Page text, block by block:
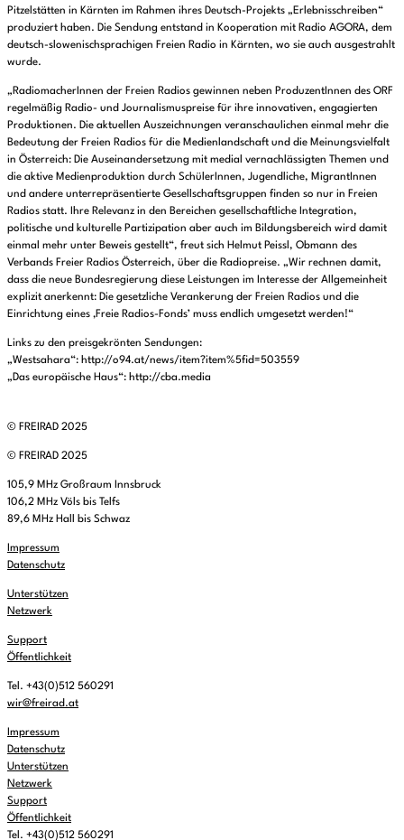
Pitzelstätten in Kärnten im Rahmen ihres Deutsch-Projekts „Erlebnisschreiben“
produziert haben. Die Sendung entstand in Kooperation mit Radio AGORA, dem
deutsch-slowenischsprachigen Freien Radio in Kärnten, wo sie auch ausgestrahlt
wurde.
„RadiomacherInnen der Freien Radios gewinnen neben ProduzentInnen des ORF
regelmäßig Radio- und Journalismuspreise für ihre innovativen, engagierten
Produktionen. Die aktuellen Auszeichnungen veranschaulichen einmal mehr die
Bedeutung der Freien Radios für die Medienlandschaft und die Meinungsvielfalt
in Österreich: Die Auseinandersetzung mit medial vernachlässigten Themen und
die aktive Medienproduktion durch SchülerInnen, Jugendliche, MigrantInnen
und andere unterrepräsentierte Gesellschaftsgruppen finden so nur in Freien
Radios statt. Ihre Relevanz in den Bereichen gesellschaftliche Integration,
politische und kulturelle Partizipation aber auch im Bildungsbereich wird damit
einmal mehr unter Beweis gestellt“, freut sich Helmut Peissl, Obmann des
Verbands Freier Radios Österreich, über die Radiopreise. „Wir rechnen damit,
dass die neue Bundesregierung diese Leistungen im Interesse der Allgemeinheit
explizit anerkennt: Die gesetzliche Verankerung der Freien Radios und die
Einrichtung eines ‚Freie Radios-Fonds’ muss endlich umgesetzt werden!“
Links zu den preisgekrönten Sendungen:
„Westsahara“: http://o94.at/news/item?item%5fid=503559
„Das europäische Haus“: http://cba.media
© FREIRAD 2025
© FREIRAD 2025
105,9 MHz Großraum Innsbruck
106,2 MHz Völs bis Telfs
89,6 MHz Hall bis Schwaz
Impressum
Datenschutz
Unterstützen
Netzwerk
Support
Öffentlichkeit
Tel. +43(0)512 560291
wir@freirad.at
Impressum
Datenschutz
Unterstützen
Netzwerk
Support
Öffentlichkeit
Tel. +43(0)512 560291